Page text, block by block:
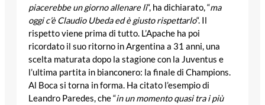
piacerebbe un giorno allenare lì“, ha dichiarato, “ma
oggi c’è Claudio Ubeda ed è giusto rispettarlo“. Il
rispetto viene prima di tutto. L’Apache ha poi
ricordato il suo ritorno in Argentina a 31 anni, una
scelta maturata dopo la stagione con la Juventus e
l’ultima partita in bianconero: la finale di Champions.
Al Boca si torna in forma. Ha citato l’esempio di
Leandro Paredes, che “in un momento quasi tra i più